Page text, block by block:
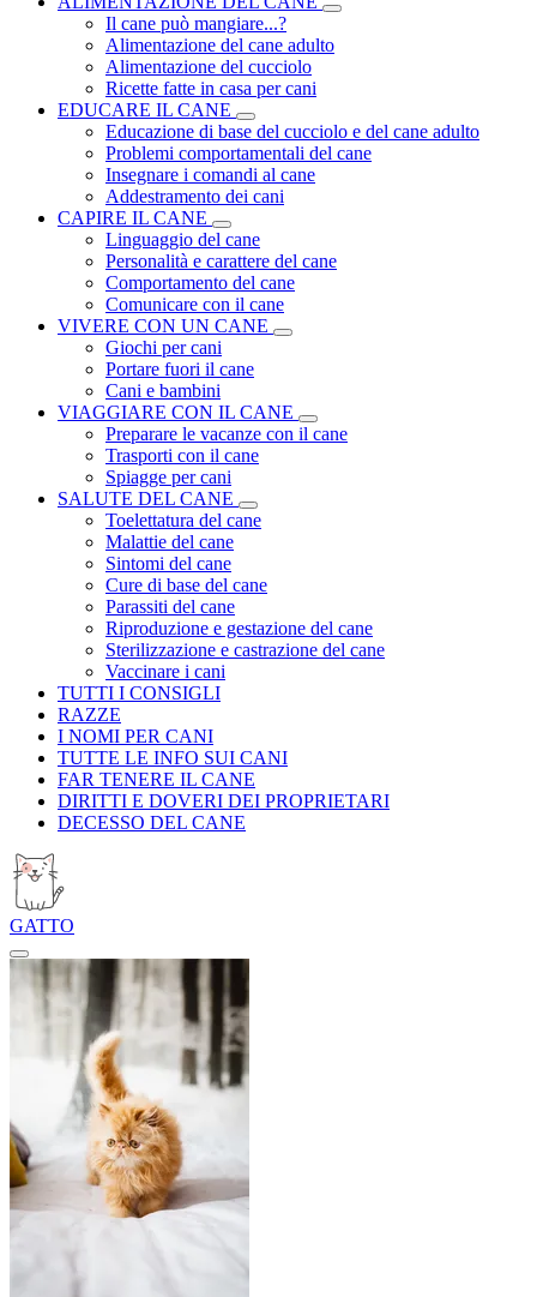
Il cane può mangiare...?
Alimentazione del cane adulto
Alimentazione del cucciolo
Ricette fatte in casa per cani
EDUCARE IL CANE
Educazione di base del cucciolo e del cane adulto
Problemi comportamentali del cane
Insegnare i comandi al cane
Addestramento dei cani
CAPIRE IL CANE
Linguaggio del cane
Personalità e carattere del cane
Comportamento del cane
Comunicare con il cane
VIVERE CON UN CANE
Giochi per cani
Portare fuori il cane
Cani e bambini
VIAGGIARE CON IL CANE
Preparare le vacanze con il cane
Trasporti con il cane
Spiagge per cani
SALUTE DEL CANE
Toelettatura del cane
Malattie del cane
Sintomi del cane
Cure di base del cane
Parassiti del cane
Riproduzione e gestazione del cane
Sterilizzazione e castrazione del cane
Vaccinare i cani
TUTTI I CONSIGLI
RAZZE
I NOMI PER CANI
TUTTE LE INFO SUI CANI
FAR TENERE IL CANE
DIRITTI E DOVERI DEI PROPRIETARI
DECESSO DEL CANE
GATTO